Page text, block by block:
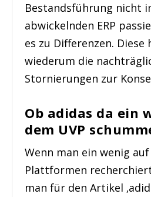
Bestandsführung nicht
abwickelnden ERP
es zu Differenzen. Diese
wiederum die
Stornierungen zur
Ob adidas da ein
dem UVP
Wenn man ein wenig
Plattformen
man für den Artikel